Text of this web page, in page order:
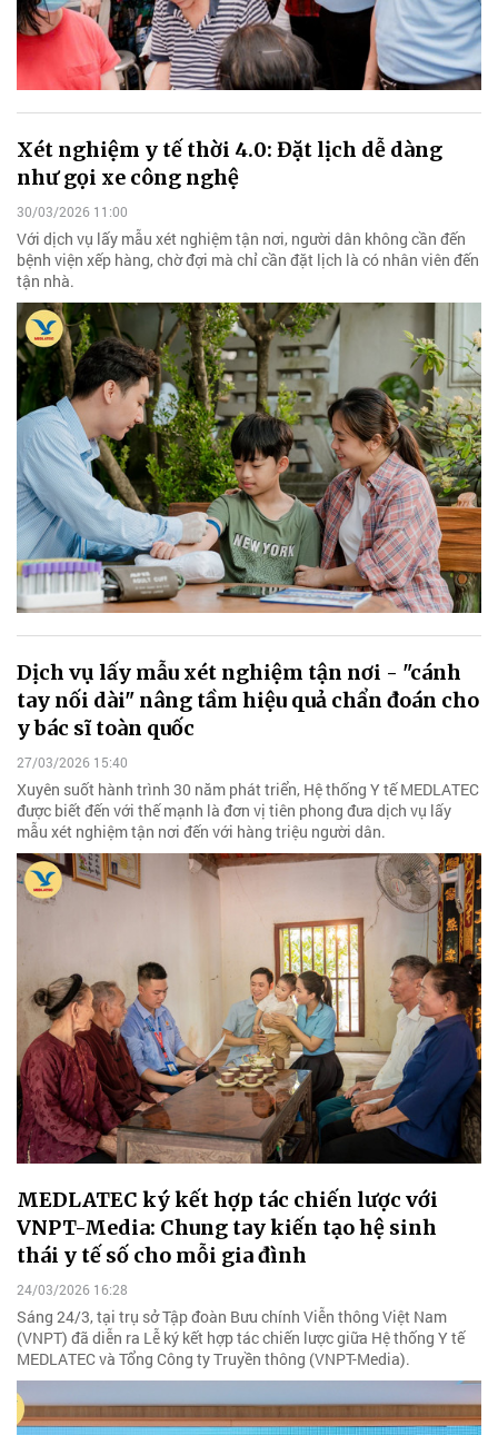
Xét nghiệm y tế thời 4.0: Đặt lịch dễ dàng
như gọi xe công nghệ
30/03/2026 11:00
Với dịch vụ lấy mẫu xét nghiệm tận nơi, người dân không cần đến
bệnh viện xếp hàng, chờ đợi mà chỉ cần đặt lịch là có nhân viên đến
tận nhà.
Dịch vụ lấy mẫu xét nghiệm tận nơi - "cánh
tay nối dài" nâng tầm hiệu quả chẩn đoán cho
y bác sĩ toàn quốc
27/03/2026 15:40
Xuyên suốt hành trình 30 năm phát triển, Hệ thống Y tế MEDLATEC
được biết đến với thế mạnh là đơn vị tiên phong đưa dịch vụ lấy
mẫu xét nghiệm tận nơi đến với hàng triệu người dân.
MEDLATEC ký kết hợp tác chiến lược với
VNPT-Media: Chung tay kiến tạo hệ sinh
thái y tế số cho mỗi gia đình
24/03/2026 16:28
Sáng 24/3, tại trụ sở Tập đoàn Bưu chính Viễn thông Việt Nam
(VNPT) đã diễn ra Lễ ký kết hợp tác chiến lược giữa Hệ thống Y tế
MEDLATEC và Tổng Công ty Truyền thông (VNPT-Media).